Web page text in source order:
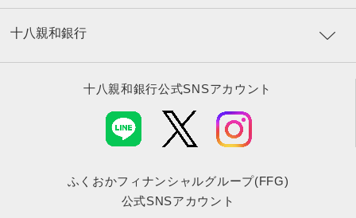
十八親和銀行
十八親和銀行公式SNSアカウント
ふくおかフィナンシャルグループ(FFG)
公式SNSアカウント